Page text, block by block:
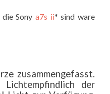
die Sonya7s ii* sind ware
zusammengefasst.
der